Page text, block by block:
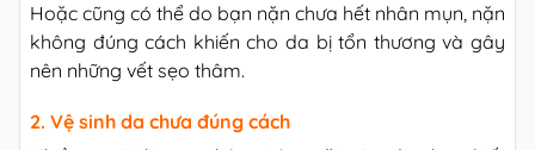
Hoặc cũng có thể do bạn nặn chưa hết nhân mụn, nặn
không đúng cách khiến cho da bị tổn thương và gây
nên những vết sẹo thâm.
2. Vệ sinh da chưa đúng cách